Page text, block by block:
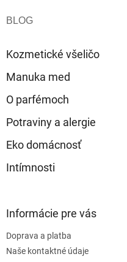
Kozmetické všeličo
Manuka med
O parfémoch
Potraviny a alergie
Eko domácnosť
Intímnosti
Informácie pre vás
Doprava a platba
Naše kontaktné údaje